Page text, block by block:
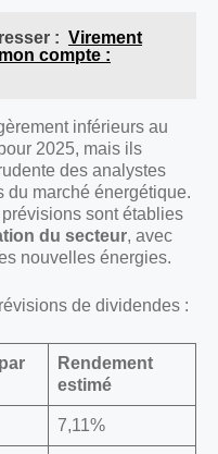
: Virement
compte :
inférieurs au
2025, mais ils
des analystes
du marché énergétique.
prévisions sont établies
du secteur, avec
nouvelles énergies.
de dividendes :
Rendement
estimé
7,11%